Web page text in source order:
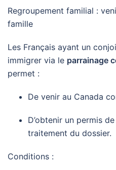
Regroupement familial :
famille
Les Français ayant un
immigrer via le parrainage
permet :
De venir au Canada
D’obtenir un permis
traitement du dossier.
Conditions :